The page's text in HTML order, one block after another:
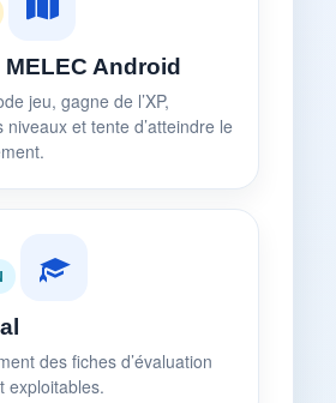
Android
jeu, gagne de l’XP,
et tente d’atteindre le
des fiches d’évaluation
exploitables.